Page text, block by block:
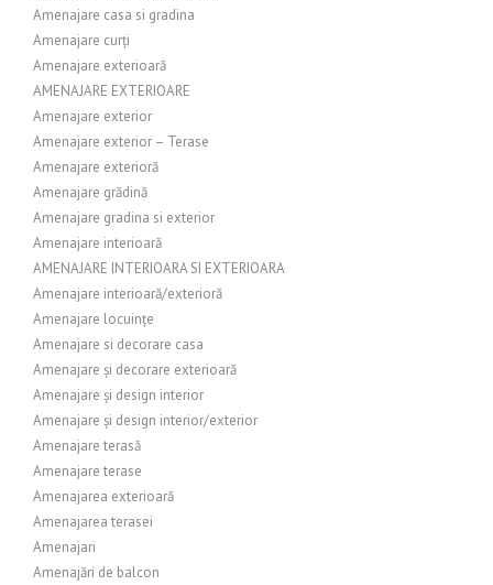
Amenajare casa si gradina
Amenajare curți
Amenajare exterioară
AMENAJARE EXTERIOARE
Amenajare exterior
Amenajare exterior – Terase
Amenajare exterioră
Amenajare grădină
Amenajare gradina si exterior
Amenajare interioară
AMENAJARE INTERIOARA SI EXTERIOARA
Amenajare interioară/exterioră
Amenajare locuințe
Amenajare si decorare casa
Amenajare și decorare exterioară
Amenajare și design interior
Amenajare și design interior/exterior
Amenajare terasă
Amenajare terase
Amenajarea exterioară
Amenajarea terasei
Amenajari
Amenajări de balcon